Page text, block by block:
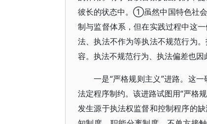
彼长的状态中。①虽然中国特色社
制与监督体系，但在实践过程中这
法、执法不作为等执法不规范行为
容。执法不规范行为、执法偏差也
一是“严格规则主义”进路。这
法定程序制约。该进路试图用“严
发生源于执法权监督和控制程序的